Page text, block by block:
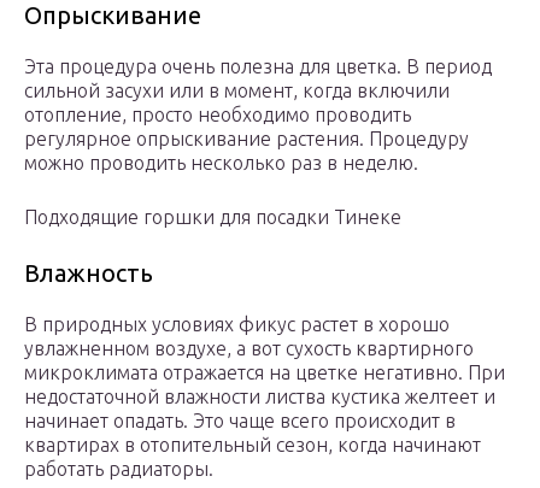
Опрыскивание
Эта процедура очень полезна для цветка. В период
сильной засухи или в момент, когда включили
отопление, просто необходимо проводить
регулярное опрыскивание растения. Процедуру
можно проводить несколько раз в неделю.
Подходящие горшки для посадки Тинеке
Влажность
В природных условиях фикус растет в хорошо
увлажненном воздухе, а вот сухость квартирного
микроклимата отражается на цветке негативно. При
недостаточной влажности листва кустика желтеет и
начинает опадать. Это чаще всего происходит в
квартирах в отопительный сезон, когда начинают
работать радиаторы.